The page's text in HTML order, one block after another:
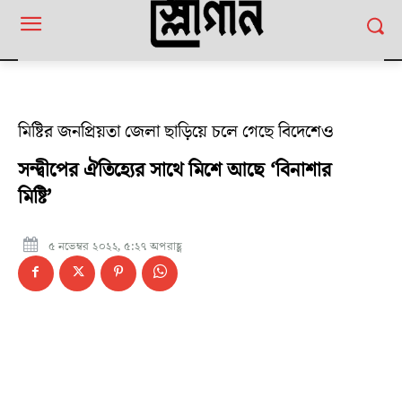
মিষ্টির জনপ্রিয়তা জেলা ছাড়িয়ে চলে গেছে বিদেশেও
সন্দ্বীপের ঐতিহ্যের সাথে মিশে আছে ‘বিনাশার
মিষ্টি’
৫ নভেম্বর ২০২২, ৫:২৭ অপরাহ্ণ